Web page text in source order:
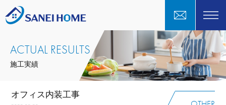
ACTUAL RESULTS
施工実績
オフィス内装工事